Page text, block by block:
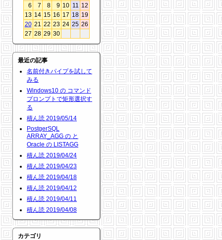
6
7 8 9 10 11 12
13 14 15 16 17 18 19
20 21 22 23 24 25 26
27 28 29 30
最近の記事
名前付きパイプを試して
みる
Windows10 の コマンド
プロンプトで矩形選択す
る
積ん読 2019/05/14
PostgerSQL
ARRAY_AGG の と
Oracle の LISTAGG
積ん読 2019/04/24
積ん読 2019/04/23
積ん読 2019/04/18
積ん読 2019/04/12
積ん読 2019/04/11
積ん読 2019/04/08
カテゴリ